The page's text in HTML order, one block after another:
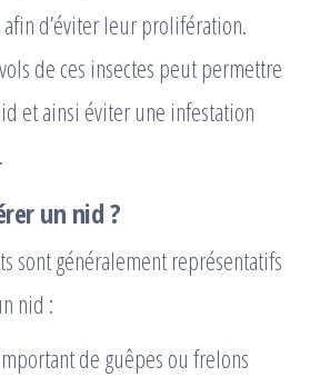
d’éviter leur prolifération.
de ces insectes peut permettre
et ainsi éviter une infestation
un nid ?
sont généralement représentatifs
nid :
de guêpes ou frelons